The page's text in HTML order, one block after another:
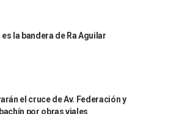
la bandera de Ra Aguilar
el cruce de Av. Federación y
por obras viales